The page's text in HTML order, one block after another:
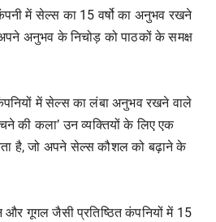
में सेल्स का 15 वर्षो का अनुभव रखने
अनुभव के निचोड़ को पाठकों के समक्ष
में सेल्स का लंबा अनुभव रखने वाले
की कला’ उन व्यक्तियों के लिए एक
है, जो अपने सेल्स कौशल को बढ़ाने के
और गूगल जैसी प्रतिष्ठित कंपनियों में 15